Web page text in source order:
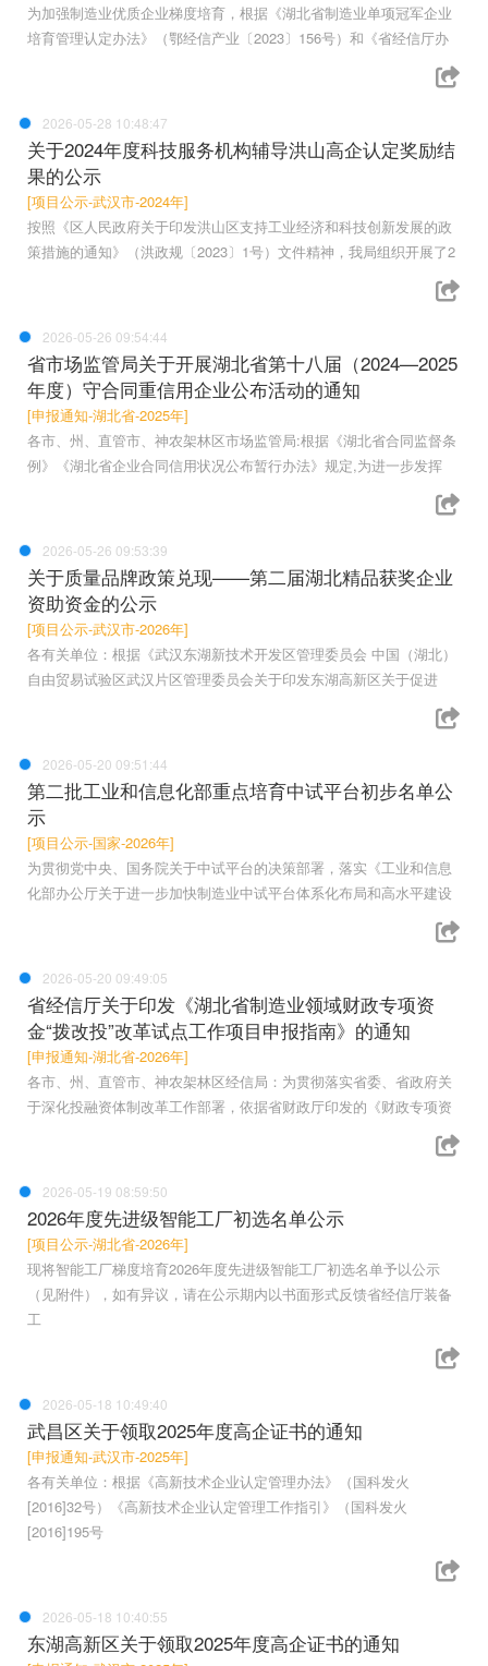
为加强制造业优质企业梯度培育，根据《湖北省制造业单项冠军企业
培育管理认定办法》（鄂经信产业〔2023〕156号）和《省经信厅办
2026-05-28 10:48:47
关于2024年度科技服务机构辅导洪山高企认定奖励结
果的公示
[项目公示-武汉市-2024年]
按照《区人民政府关于印发洪山区支持工业经济和科技创新发展的政
策措施的通知》（洪政规〔2023〕1号）文件精神，我局组织开展了2
2026-05-26 09:54:44
省市场监管局关于开展湖北省第十八届（2024—2025
年度）守合同重信用企业公布活动的通知
[申报通知-湖北省-2025年]
各市、州、直管市、神农架林区市场监管局:根据《湖北省合同监督条
例》《湖北省企业合同信用状况公布暂行办法》规定,为进一步发挥
2026-05-26 09:53:39
关于质量品牌政策兑现——第二届湖北精品获奖企业
资助资金的公示
[项目公示-武汉市-2026年]
各有关单位：根据《武汉东湖新技术开发区管理委员会 中国（湖北）
自由贸易试验区武汉片区管理委员会关于印发东湖高新区关于促进
2026-05-20 09:51:44
第二批工业和信息化部重点培育中试平台初步名单公
示
[项目公示-国家-2026年]
为贯彻党中央、国务院关于中试平台的决策部署，落实《工业和信息
化部办公厅关于进一步加快制造业中试平台体系化布局和高水平建设
2026-05-20 09:49:05
省经信厅关于印发《湖北省制造业领域财政专项资
金“拨改投”改革试点工作项目申报指南》的通知
[申报通知-湖北省-2026年]
各市、州、直管市、神农架林区经信局：为贯彻落实省委、省政府关
于深化投融资体制改革工作部署，依据省财政厅印发的《财政专项资
2026-05-19 08:59:50
2026年度先进级智能工厂初选名单公示
[项目公示-湖北省-2026年]
现将智能工厂梯度培育2026年度先进级智能工厂初选名单予以公示
（见附件），如有异议，请在公示期内以书面形式反馈省经信厅装备
工
2026-05-18 10:49:40
武昌区关于领取2025年度高企证书的通知
[申报通知-武汉市-2025年]
各有关单位：根据《高新技术企业认定管理办法》（国科发火
[2016]32号）《高新技术企业认定管理工作指引》（国科发火
[2016]195号
2026-05-18 10:40:55
东湖高新区关于领取2025年度高企证书的通知